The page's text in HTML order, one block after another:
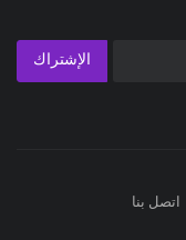
الإشتراك
اتصل بنا